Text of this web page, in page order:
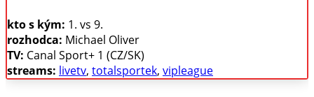
kto s kým: 1. vs 9.
rozhodca: Michael Oliver
TV: Canal Sport+ 1 (CZ/SK)
streams: livetv, totalsportek, vipleague